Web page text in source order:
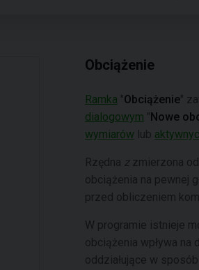
Obciążenie
Ramka "Obciążenie"
dialogowym "Nowe
wymiarów lub
Rzędna zzmierzona od
obciążenia na pewnej
przed obliczeniem
W programie istnieje
obciążenia wpływa
oddziałujące w